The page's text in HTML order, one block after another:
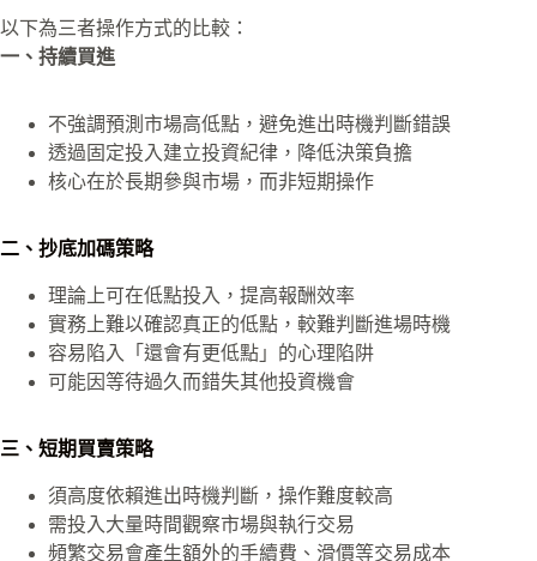
以下為三者操作方式的比較：
一、持續買進
不強調預測市場高低點，避免進出時機判斷錯誤
透過固定投入建立投資紀律，降低決策負擔
核心在於長期參與市場，而非短期操作
二、抄底加碼策略
理論上可在低點投入，提高報酬效率
實務上難以確認真正的低點，較難判斷進場時機
容易陷入「還會有更低點」的心理陷阱
可能因等待過久而錯失其他投資機會
三、短期買賣策略
須高度依賴進出時機判斷，操作難度較高
需投入大量時間觀察市場與執行交易
頻繁交易會產生額外的手續費、滑價等交易成本